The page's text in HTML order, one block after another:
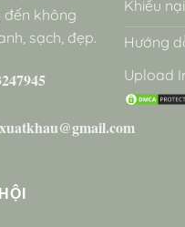
đến không
sạch, đẹp.
Khiếu nại
Hướng
Upload